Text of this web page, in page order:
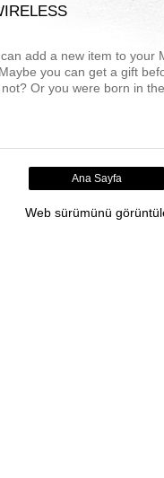
add a new item to your
you can get a gift
Or you were born in the
Ana Sayfa
Web sürümünü